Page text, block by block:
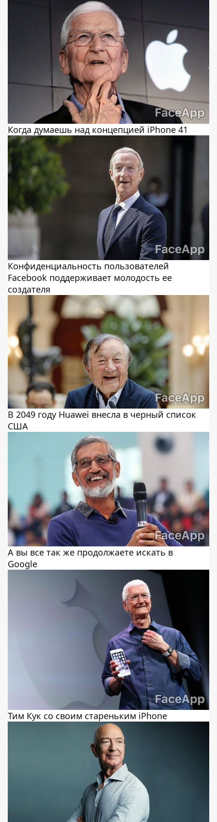
Когда думаешь над концепцией iPhone 41
Конфиденциальность пользователей
Facebook поддерживает молодость ее
создателя
В 2049 году Huawei внесла в черный список
США
А вы все так же продолжаете искать в
Google
Тим Кук со своим стареньким iPhone